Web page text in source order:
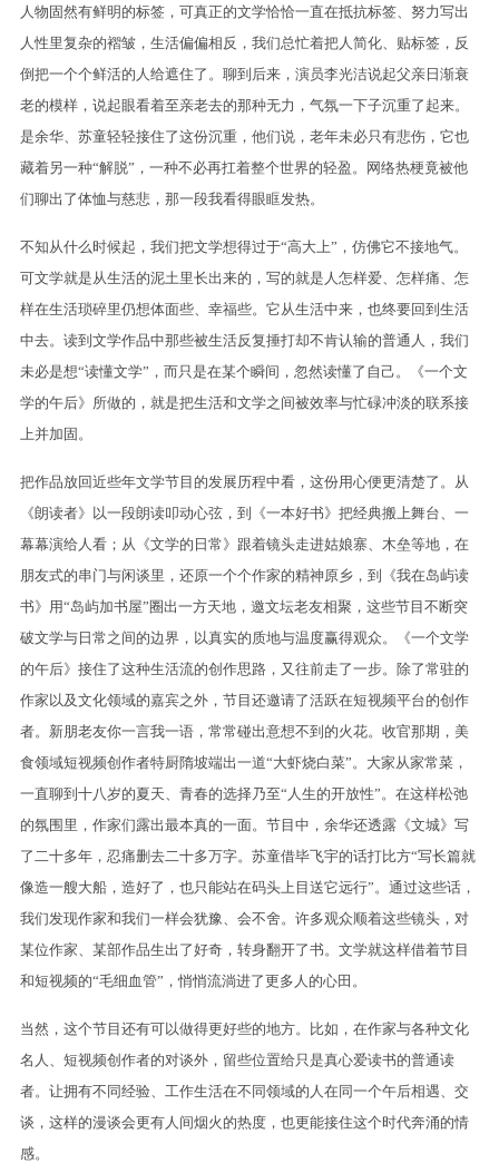
人物固然有鲜明的标签，可真正的文学恰恰一直在抵抗标签、努力写出
人性里复杂的褶皱，生活偏偏相反，我们总忙着把人简化、贴标签，反
倒把一个个鲜活的人给遮住了。聊到后来，演员李光洁说起父亲日渐衰
老的模样，说起眼看着至亲老去的那种无力，气氛一下子沉重了起来。
是余华、苏童轻轻接住了这份沉重，他们说，老年未必只有悲伤，它也
藏着另一种“解脱”，一种不必再扛着整个世界的轻盈。网络热梗竟被他
们聊出了体恤与慈悲，那一段我看得眼眶发热。
不知从什么时候起，我们把文学想得过于“高大上”，仿佛它不接地气。
可文学就是从生活的泥土里长出来的，写的就是人怎样爱、怎样痛、怎
样在生活琐碎里仍想体面些、幸福些。它从生活中来，也终要回到生活
中去。读到文学作品中那些被生活反复捶打却不肯认输的普通人，我们
未必是想“读懂文学”，而只是在某个瞬间，忽然读懂了自己。《一个文
学的午后》所做的，就是把生活和文学之间被效率与忙碌冲淡的联系接
上并加固。
把作品放回近些年文学节目的发展历程中看，这份用心便更清楚了。从
《朗读者》以一段朗读叩动心弦，到《一本好书》把经典搬上舞台、一
幕幕演给人看；从《文学的日常》跟着镜头走进姑娘寨、木垒等地，在
朋友式的串门与闲谈里，还原一个个作家的精神原乡，到《我在岛屿读
书》用“岛屿加书屋”圈出一方天地，邀文坛老友相聚，这些节目不断突
破文学与日常之间的边界，以真实的质地与温度赢得观众。《一个文学
的午后》接住了这种生活流的创作思路，又往前走了一步。除了常驻的
作家以及文化领域的嘉宾之外，节目还邀请了活跃在短视频平台的创作
者。新朋老友你一言我一语，常常碰出意想不到的火花。收官那期，美
食领域短视频创作者特厨隋坡端出一道“大虾烧白菜”。大家从家常菜，
一直聊到十八岁的夏天、青春的选择乃至“人生的开放性”。在这样松弛
的氛围里，作家们露出最本真的一面。节目中，余华还透露《文城》写
了二十多年，忍痛删去二十多万字。苏童借毕飞宇的话打比方“写长篇就
像造一艘大船，造好了，也只能站在码头上目送它远行”。通过这些话，
我们发现作家和我们一样会犹豫、会不舍。许多观众顺着这些镜头，对
某位作家、某部作品生出了好奇，转身翻开了书。文学就这样借着节目
和短视频的“毛细血管”，悄悄流淌进了更多人的心田。
当然，这个节目还有可以做得更好些的地方。比如，在作家与各种文化
名人、短视频创作者的对谈外，留些位置给只是真心爱读书的普通读
者。让拥有不同经验、工作生活在不同领域的人在同一个午后相遇、交
谈，这样的漫谈会更有人间烟火的热度，也更能接住这个时代奔涌的情
感。